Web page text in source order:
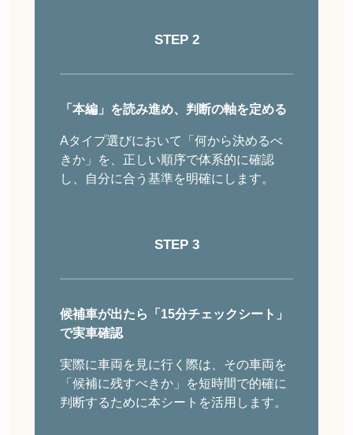
STEP 2
「本編」を読み進め、判断の軸を定める
Aタイプ選びにおいて「何から決めるべ
きか」を、正しい順序で体系的に確認
し、自分に合う基準を明確にします。
STEP 3
候補車が出たら「15分チェックシート」
で実車確認
実際に車両を見に行く際は、その車両を
「候補に残すべきか」を短時間で的確に
判断するために本シートを活用します。